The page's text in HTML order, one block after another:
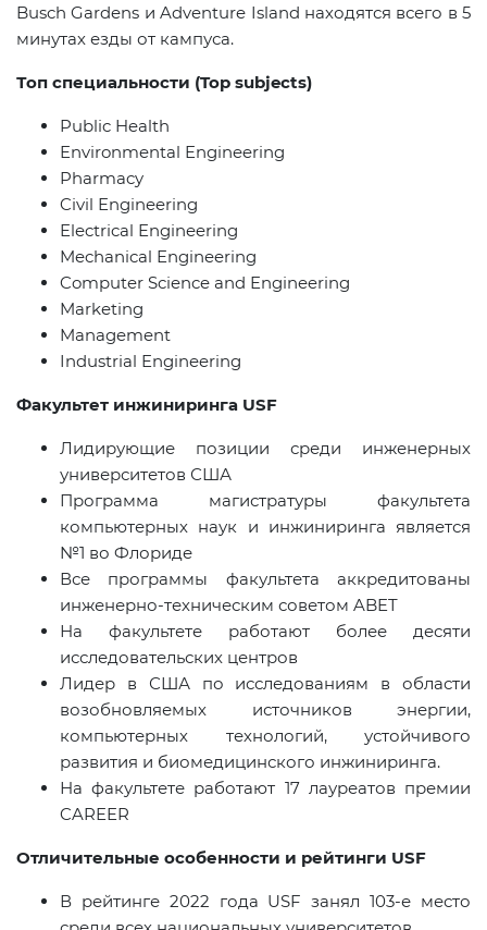
Busch Gardens и Adventure Island находятся всего в 5
минутах езды от кампуса.
Топ специальности (Top subjects)
Public Health
Environmental Engineering
Pharmacy
Civil Engineering
Electrical Engineering
Mechanical Engineering
Computer Science and Engineering
Marketing
Management
Industrial Engineering
Факультет инжиниринга USF
Лидирующие позиции среди инженерных
университетов США
Программа магистратуры факультета
компьютерных наук и инжиниринга является
№1 во Флориде
Все программы факультета аккредитованы
инженерно-техническим советом ABET
На факультете работают более десяти
исследовательских центров
Лидер в США по исследованиям в области
возобновляемых источников энергии,
компьютерных технологий, устойчивого
развития и биомедицинского инжиниринга.
На факультете работают 17 лауреатов премии
CAREER
Отличительные особенности и рейтинги USF
В рейтинге 2022 года USF занял 103-е место